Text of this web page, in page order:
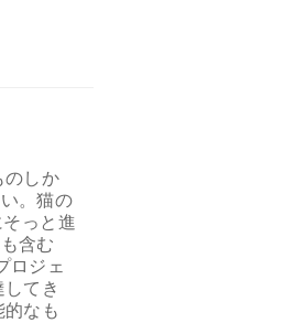
のしか
。猫の
っと進
含む
ロジェ
てき
なも